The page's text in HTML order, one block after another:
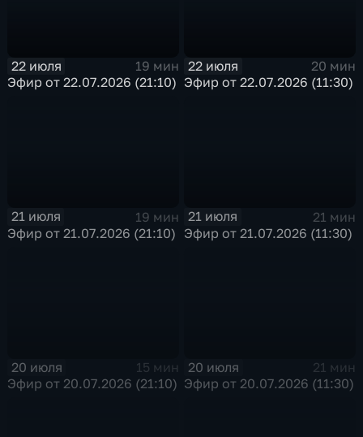
22 июля
19 мин
Эфир от 22.07.2026 (21:10)
22 июля
20 мин
Эфир от 22.07.2026 (11:30)
21 июля
19 мин
Эфир от 21.07.2026 (21:10)
21 июля
21 мин
Эфир от 21.07.2026 (11:30)
20 июля
15 мин
Эфир от 20.07.2026 (21:10)
20 июля
21 мин
Эфир от 20.07.2026 (11:30)